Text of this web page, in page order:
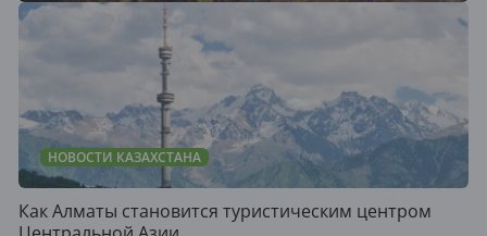
НОВОСТИ КАЗАХСТАНА
Как Алматы становится туристическим центром